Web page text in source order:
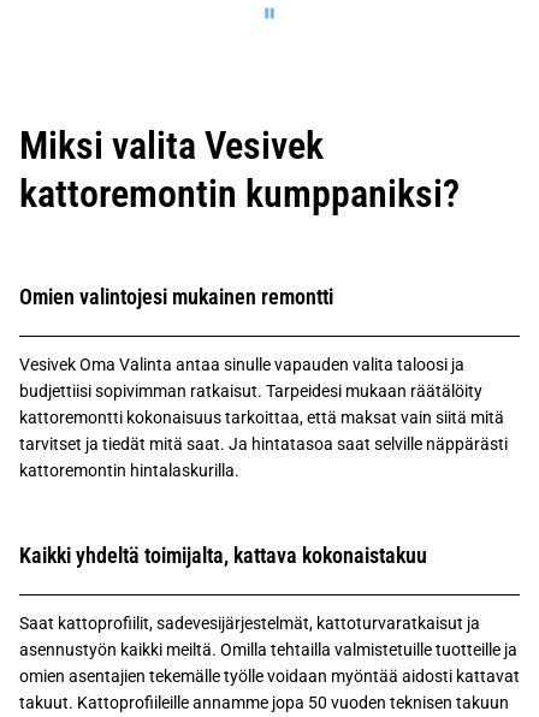
0
Miksi valita Vesivek
kattoremontin kumppaniksi?
Omien valintojesi mukainen remontti
Vesivek Oma Valinta antaa sinulle vapauden valita taloosi ja
budjettiisi sopivimman ratkaisut. Tarpeidesi mukaan räätälöity
kattoremontti kokonaisuus tarkoittaa, että maksat vain siitä mitä
tarvitset ja tiedät mitä saat. Ja hintatasoa saat selville näppärästi
kattoremontin hintalaskurilla.
Kaikki yhdeltä toimijalta, kattava kokonaistakuu
Saat kattoprofiilit, sadevesijärjestelmät, kattoturvaratkaisut ja
asennustyön kaikki meiltä. Omilla tehtailla valmistetuille tuotteille ja
omien asentajien tekemälle työlle voidaan myöntää aidosti kattavat
takuut. Kattoprofiileille annamme jopa 50 vuoden teknisen takuun